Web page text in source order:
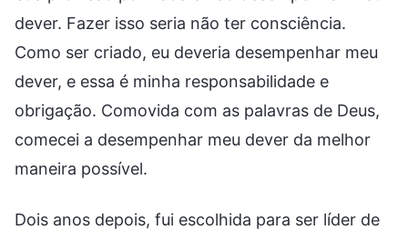
dever. Fazer isso seria não ter consciência.
Como ser criado, eu deveria desempenhar meu
dever, e essa é minha responsabilidade e
obrigação. Comovida com as palavras de Deus,
comecei a desempenhar meu dever da melhor
maneira possível.
Dois anos depois, fui escolhida para ser líder de